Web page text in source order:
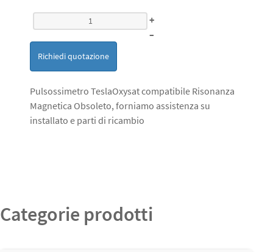
+
–
Richiedi quotazione
Pulsossimetro TeslaOxysat compatibile Risonanza
Magnetica Obsoleto, forniamo assistenza su
installato e parti di ricambio
Categorie prodotti